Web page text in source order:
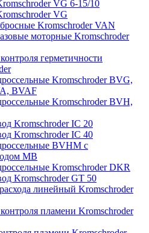
VG 6-15/10
VG
Kromschroder VAN
моторные Kromschroder
герметичности
Kromschroder BVG,
BVAF
Kromschroder BVH,
Kromschroder IC 20
Kromschroder IC 40
BVHM с
МВ
Kromschroder DKR
Kromschroder GT 50
линейный Kromschroder
пламени Kromschroder